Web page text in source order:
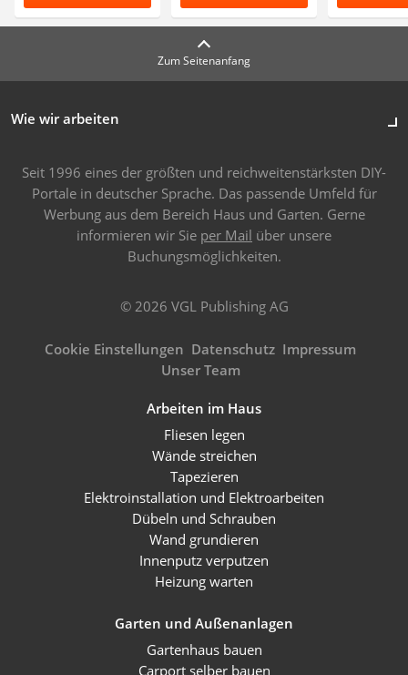
Zum Seitenanfang
Wie wir arbeiten
Seit 1996 eines der größten und reichweitenstärksten DIY-
Portale in deutscher Sprache. Das passende Umfeld für
Werbung aus dem Bereich Haus und Garten. Gerne
informieren wir Sie per Mail über unsere
Buchungsmöglichkeiten.
© 2026 VGL Publishing AG
Cookie Einstellungen Datenschutz Impressum
Unser Team
Arbeiten im Haus
Fliesen legen
Wände streichen
Tapezieren
Elektroinstallation und Elektroarbeiten
Dübeln und Schrauben
Wand grundieren
Innenputz verputzen
Heizung warten
Garten und Außenanlagen
Gartenhaus bauen
Carport selber bauen